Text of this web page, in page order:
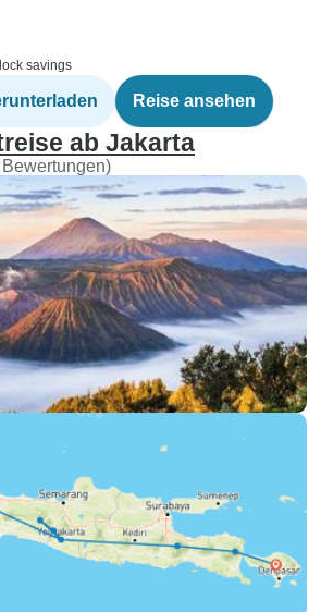
savings
Reise ansehen
ab Jakarta
Bewertungen)